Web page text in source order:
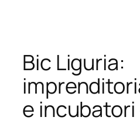
contenuto
Bic Liguria:
e incubatori